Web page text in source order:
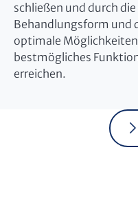
schließen und durch
Behandlungsform und
optimale
bestmögliches
erreichen.